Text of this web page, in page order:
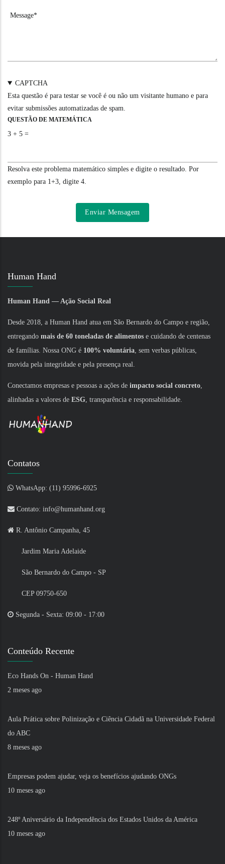
CAPTCHA
Esta questão é para testar se você é ou não um visitante humano e para
evitar submissões automatizadas de spam.
QUESTÃO DE MATEMÁTICA
3 + 5 =
Resolva este problema matemático simples e digite o resultado. Por
exemplo para 1+3, digite 4.
Human Hand
Human Hand — Ação Social Real
Desde 2018, a Human Hand atua em São Bernardo do Campo e região,
entregando mais de 60 toneladas de alimentos e cuidando de centenas
de famílias. Nossa ONG é 100% voluntária, sem verbas públicas,
movida pela integridade e pela presença real.
Conectamos empresas e pessoas a ações de impacto social concreto,
alinhadas a valores de ESG, transparência e responsabilidade.
Contatos
WhatsApp: (11) 95996-6925
Contato: info@humanhand.org
R. Antônio Campanha, 45
Jardim Maria Adelaide
São Bernardo do Campo - SP
CEP 09750-650
Segunda - Sexta: 09:00 - 17:00
Conteúdo Recente
Eco Hands On - Human Hand
2 meses ago
Aula Prática sobre Polinização e Ciência Cidadã na Universidade Federal
do ABC
8 meses ago
Empresas podem ajudar, veja os benefícios ajudando ONGs
10 meses ago
248º Aniversário da Independência dos Estados Unidos da América
10 meses ago